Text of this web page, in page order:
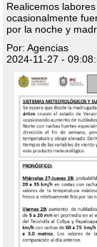
Realicemos
ocasionalmente
por la noche y
Por: Agencias
2024-11-27 -